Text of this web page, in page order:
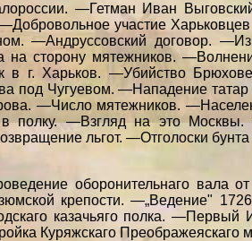
—Гетман Иван
участие
—Андруссовский договор.
сторону мятежников.
Харьков. —Убийство
Чугуевом. —Нападение татар
—Число мятежников.
—Взгляд на это
льгот. —Отголоски бунта
оборонительнаго вала
крепости. —„Ведение"
казачьяго полка.
Куряжскаго